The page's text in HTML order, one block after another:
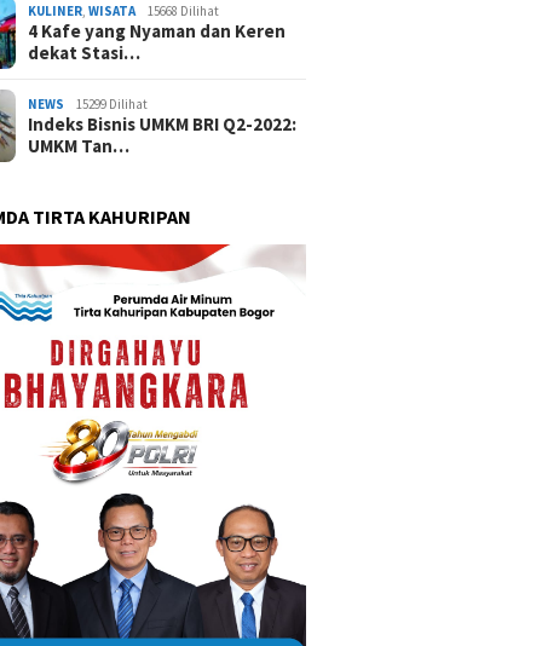
KULINER ,WISATA 15668 Dilihat
4 Kafe yang Nyaman dan Keren
dekat Stasi…
NEWS 15299 Dilihat
Indeks Bisnis UMKM BRI Q2-2022:
UMKM Tan…
TIRTA KAHURIPAN